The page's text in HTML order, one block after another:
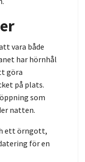
vara både
har hörnhål
göra
på plats.
som
natten.
ett örngott,
för en